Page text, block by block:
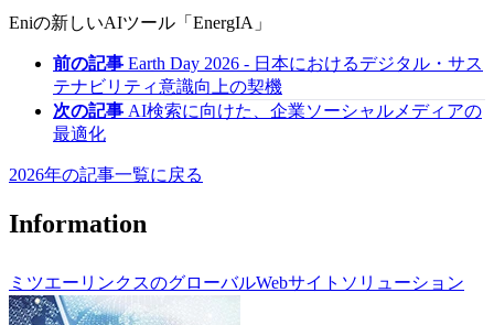
Eniの新しいAIツール「EnergIA」
前の記事 Earth Day 2026 - 日本におけるデジタル・サス
テナビリティ意識向上の契機
次の記事 AI検索に向けた、企業ソーシャルメディアの
最適化
2026年の記事一覧に戻る
Information
ミツエーリンクスのグローバルWebサイトソリューション